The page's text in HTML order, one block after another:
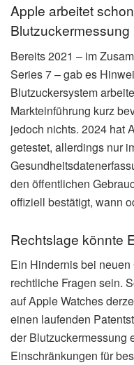
Apple arbeitet
Blutzuckermessung
Bereits 2021 – im
Series 7 – gab es
Blutzuckersystem
Markteinführung kurz
jedoch nichts. 2024 hat
getestet, allerdings nur
den öffentlichen
offiziell bestätigt, wann
Rechtslage könnte
Ein Hindernis bei
rechtliche Fragen sein.
auf Apple Watches
einen laufenden
der Blutzuckermessung
Einschränkungen für